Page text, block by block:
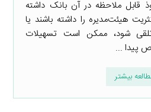
قابل ملاحظه در آن بانک داشته
هیئت‌مدیره را داشته باشند یا
تلقی شود، ممکن است تسهیلات
پیدا ...
بیشتر